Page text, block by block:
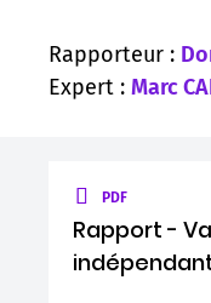
Rapporteur :
Expert : Marc
PDF
Rapport -